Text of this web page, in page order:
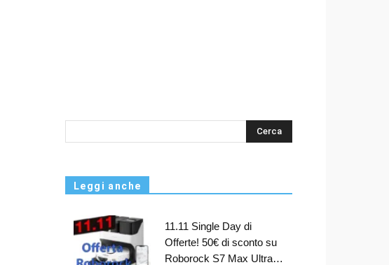
s
Leggi anche
11.11 Single Day di
Offerte! 50€ di sconto su
Roborock S7 Max Ultra…